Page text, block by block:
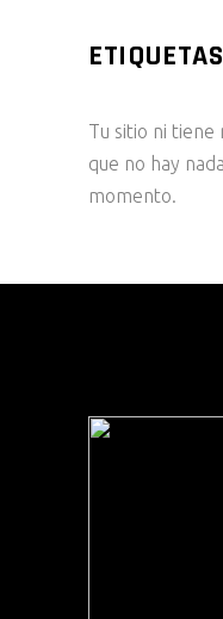
ETIQUETAS
Tu sitio ni tiene
que no hay
momento.